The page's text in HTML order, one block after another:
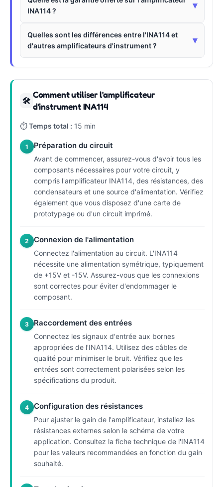
INA114 ?
▾
Quelles sont les différences entre l'INA114 et
d'autres amplificateurs d'instrument ?
▾
🛠
Comment utiliser l'amplificateur
d'instrument INA114
⏱Temps total : 15 min
1 Préparation du circuit
Avant de commencer, assurez-vous d'avoir tous les
composants nécessaires pour votre circuit, y
compris l'amplificateur INA114, des résistances, des
condensateurs et une source d'alimentation. Vérifiez
également que vous disposez d'une carte de
prototypage ou d'un circuit imprimé.
2 Connexion de l'alimentation
Connectez l'alimentation au circuit. L'INA114
nécessite une alimentation symétrique, typiquement
de +15V et -15V. Assurez-vous que les connexions
sont correctes pour éviter d'endommager le
composant.
3 Raccordement des entrées
Connectez les signaux d'entrée aux bornes
appropriées de l'INA114. Utilisez des câbles de
qualité pour minimiser le bruit. Vérifiez que les
entrées sont correctement polarisées selon les
spécifications du produit.
4 Configuration des résistances
Pour ajuster le gain de l'amplificateur, installez les
résistances externes selon le schéma de votre
application. Consultez la fiche technique de l'INA114
pour les valeurs recommandées en fonction du gain
souhaité.